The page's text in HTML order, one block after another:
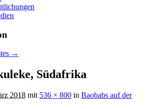
→
Südafrika
2018 mit 536 × 800 in Baobabs auf der